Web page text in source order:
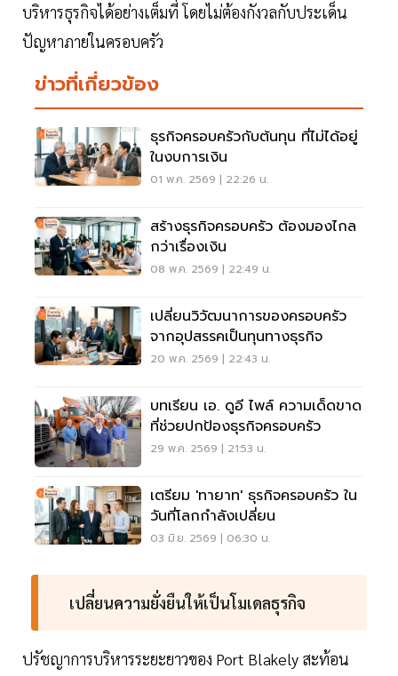
บริหารธุรกิจได้อย่างเต็มที่ โดยไม่ต้องกังวลกับประเด็น
ปัญหาภายในครอบครัว
ข่าวที่เกี่ยวข้อง
ธุรกิจครอบครัวกับต้นทุน ที่ไม่ได้อยู่
ในงบการเงิน
01 พ.ค. 2569 | 22:26 น.
สร้างธุรกิจครอบครัว ต้องมองไกล
กว่าเรื่องเงิน
08 พ.ค. 2569 | 22:49 น.
เปลี่ยนวิวัฒนาการของครอบครัว
จากอุปสรรคเป็นทุนทางธุรกิจ
20 พ.ค. 2569 | 22:43 น.
บทเรียน เอ. ดูอี ไพล์ ความเด็ดขาด
ที่ช่วยปกป้องธุรกิจครอบครัว
29 พ.ค. 2569 | 21:53 น.
เตรียม 'ทายาท' ธุรกิจครอบครัว ใน
วันที่โลกกำลังเปลี่ยน
03 มิ.ย. 2569 | 06:30 น.
เปลี่ยนความยั่งยืนให้เป็นโมเดลธุรกิจ
ปรัชญาการบริหารระยะยาวของ Port Blakely สะท้อน